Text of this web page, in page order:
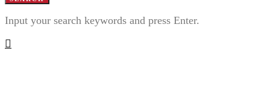
Input your search keywords and press Enter.